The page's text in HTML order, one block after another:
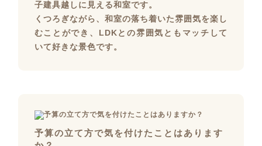
子建具越しに見える和室です。
くつろぎながら、和室の落ち着いた雰囲気を楽し
むことができ、LDKとの雰囲気ともマッチして
いて好きな景色です。
予算の立て方で気を付けたことはあります